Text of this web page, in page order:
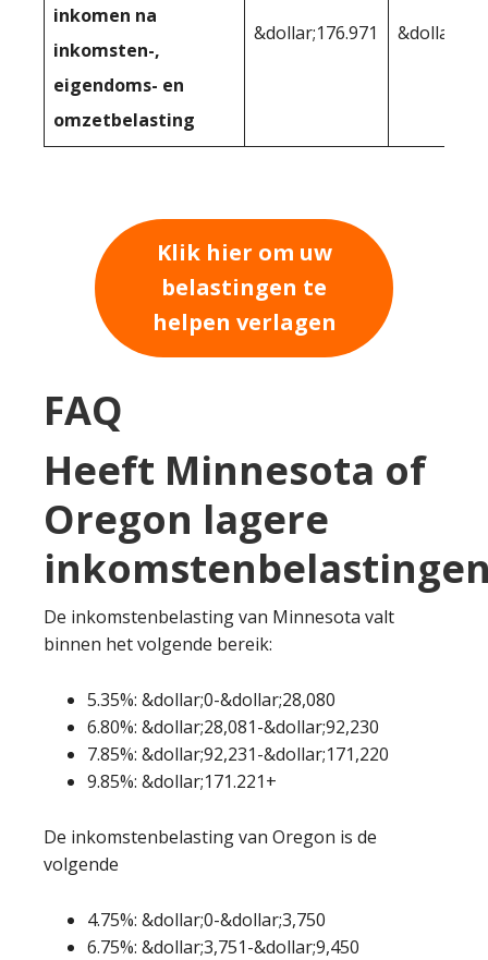
inkomen na
inkomsten-,
eigendoms- en
omzetbelasting
&dollar;176.971
Klik hier om uw
belastingen te
helpen verlagen
FAQ
Heeft Minnesota of
Oregon lagere
De inkomstenbelasting van Minnesota valt
binnen het volgende bereik:
5.35%: &dollar;0-&dollar;28,080
6.80%: &dollar;28,081-&dollar;92,230
7.85%: &dollar;92,231-&dollar;171,220
9.85%: &dollar;171.221+
De inkomstenbelasting van Oregon is de
volgende
4.75%: &dollar;0-&dollar;3,750
6.75%: &dollar;3,751-&dollar;9,450